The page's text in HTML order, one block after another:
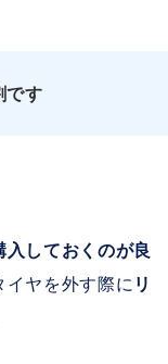
です
入しておくのが良
イヤを外す際に リ